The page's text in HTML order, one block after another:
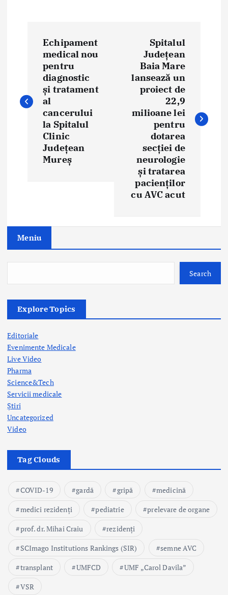
t
n
t
i
n
Echipament
medical nou
pentru
diagnostic
și tratament
al
cancerului
la Spitalul
Clinic
Județean
Mureș
Spitalul
Județean
Baia Mare
lansează un
proiect de
22,9
milioane lei
pentru
dotarea
secției de
neurologie
și tratarea
pacienților
cu AVC acut
Meniu
Search
Explore Topics
Editoriale
Evenimente Medicale
Live Video
Pharma
Science&Tech
Servicii medicale
Știri
Uncategorized
Video
Tag Clouds
COVID-19 gardă gripă
medicină
medici rezidenți
pediatrie
prelevare de organe
prof. dr. Mihai Craiu
rezidenți
SCImago Institutions Rankings (SIR)
semne AVC
transplant
UMFCD
UMF „Carol Davila”
VSR